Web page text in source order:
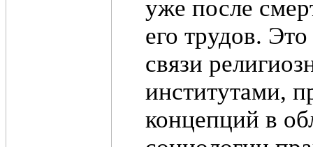
уже после
его трудов.
связи
институтами,
концепций в